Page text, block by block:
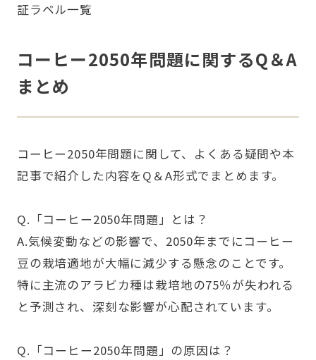
証ラベル一覧
コーヒー2050年問題に関するQ＆A
まとめ
コーヒー2050年問題に関して、よくある疑問や本
記事で紹介した内容をQ＆A形式でまとめます。
Q.「コーヒー2050年問題」とは？
A.気候変動などの影響で、2050年までにコーヒー
豆の栽培適地が大幅に減少する懸念のことです。
特に主流のアラビカ種は栽培地の75％が失われる
と予測され、深刻な影響が心配されています。
Q.「コーヒー2050年問題」の原因は？